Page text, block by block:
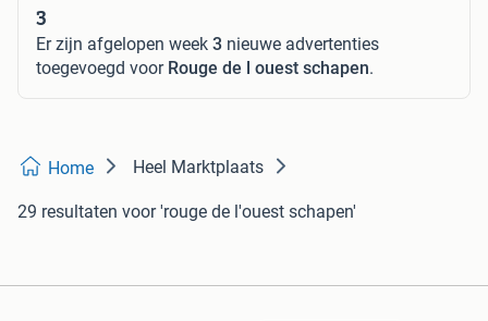
3
Er zijn afgelopen week 3 nieuwe advertenties
toegevoegd voor Rouge de l ouest schapen.
Home Heel Marktplaats
29 resultaten voor 'rouge de l'ouest schapen'